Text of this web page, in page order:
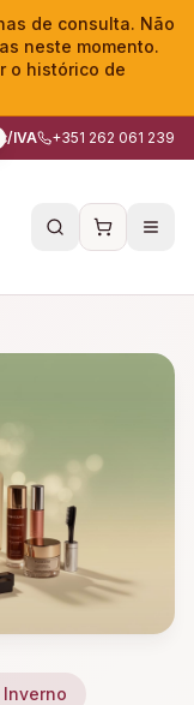
de consulta. Não
neste momento.
o histórico de
c/IVA +351 262 061 239